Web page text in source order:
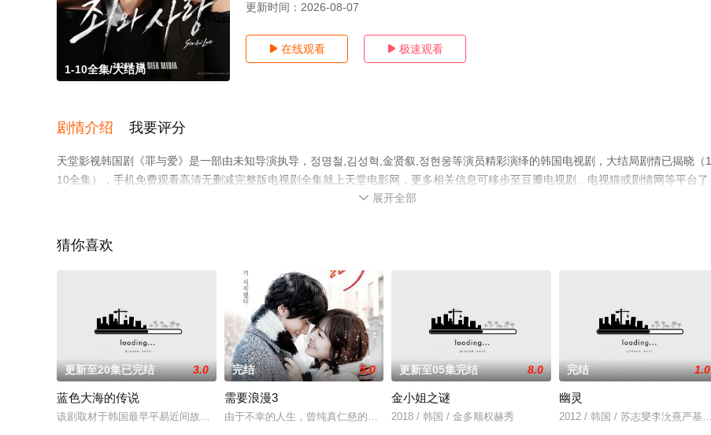
1-10全集/大结局
更新时间： 2026-08-07
 在线观看  极速观看
剧情介绍 我要评分
天堂影视韩国剧《罪与爱》是一部由未知导演执导，정명철,김성혁,金贤叙,정현웅等演员精彩演绎的韩国电视剧，大结局剧情已揭晓（
10全集），手机免费观看高清无删减完整版电视剧全集就上天堂电影网，更多相关信息可移步至豆瓣电视剧、电视猫或剧情网等平台了
 展开全部
猜你喜欢
更新至20集已完结 3.0
蓝色大海的传说
该剧取材于韩国最早平易近间故事集《於于野谭》中歙谷县令金聃龄（李敏镐饰）将被渔平易近捕捉的人鱼放归大年夜海的人鱼传说。讲述数百年
完结 5.0
需要浪漫3
由于不幸的人生，曾纯真仁慈的申珠妍（金素妍 饰）此刻变得自私而又冷酷。所以，当她阔别了十七年的
更新至05集完结 8.0
金小姐之谜
2018 / 韩国 / 金多顺权赫秀
完结 1.0
幽灵
2012 / 韩国 / 苏志燮李沇熹严基俊